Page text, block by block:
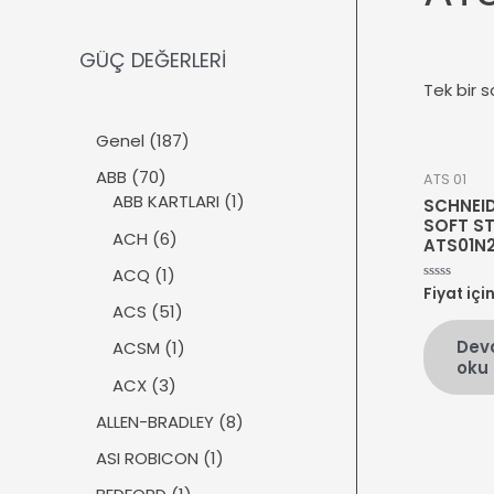
GÜÇ DEĞERLERİ
Genel 1871
ü
ABB 707
0
ü
r
ü
n
ABB KARTLARI 11
ACH 66
ü
r
ü
n
ACQ 11
ü
r
ü
ACS 515
1
ü
n
ACSM 11
ü
ACX 33
r
ü
n
ALLEN-BRADLEY 88
ASI ROBICON 11
Tek bir
ATS 01
SOFT
5
üzerinden
oy
aldı
Fiyat için
oku